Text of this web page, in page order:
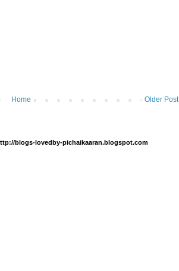
Older Post
Home
blogs-lovedby-pichaikaaran.blogspot.com